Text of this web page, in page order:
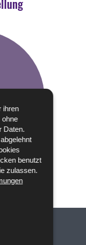
ihren
ohne
Daten.
benutzt
zulassen.